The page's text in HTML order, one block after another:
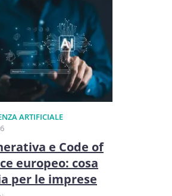
ARTIFICIALE
e Code of
europeo: cosa
per le imprese